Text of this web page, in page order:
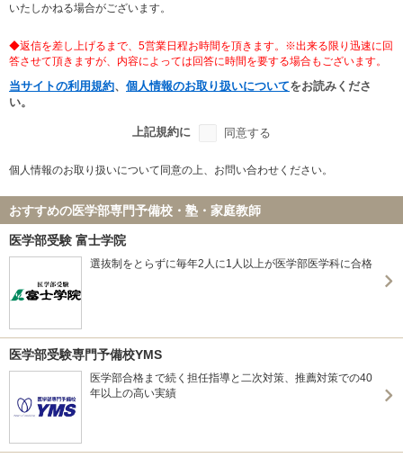
いたしかねる場合がございます。
◆返信を差し上げるまで、5営業日程お時間を頂きます。※出来る限り迅速に回
答させて頂きますが、内容によっては回答に時間を要する場合もございます。
当サイトの利用規約、 個人情報のお取り扱いについてをお読みくださ
い。
上記規約に 同意する
個人情報のお取り扱いについて同意の上、お問い合わせください。
おすすめの医学部専門予備校・塾・家庭教師
医学部受験 富士学院
選抜制をとらずに毎年2人に1人以上が医学部医学科に合格
医学部受験専門予備校YMS
医学部合格まで続く担任指導と二次対策、推薦対策での40
年以上の高い実績